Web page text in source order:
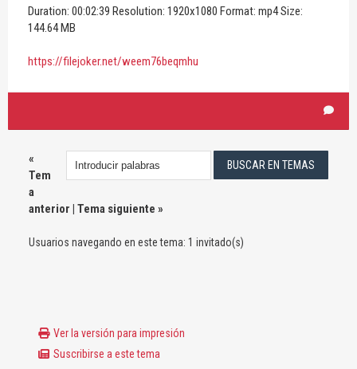
Duration: 00:02:39 Resolution: 1920x1080 Format: mp4 Size:
144.64 MB
https://filejoker.net/weem76beqmhu
«
Tem
a
anterior | Tema siguiente »
Usuarios navegando en este tema: 1 invitado(s)
Ver la versión para impresión
Suscribirse a este tema